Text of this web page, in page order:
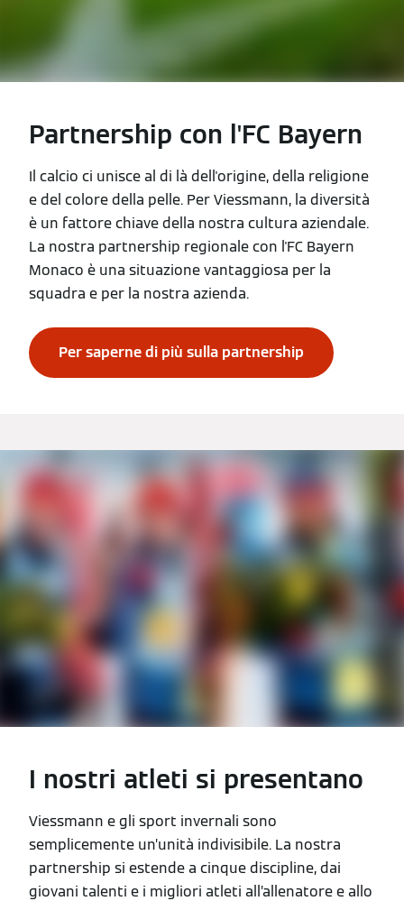
Partnership con l'FC Bayern
Il calcio ci unisce al di là dell'origine, della religione
e del colore della pelle. Per Viessmann, la diversità
è un fattore chiave della nostra cultura aziendale.
La nostra partnership regionale con l'FC Bayern
Monaco è una situazione vantaggiosa per la
squadra e per la nostra azienda.
Per saperne di più sulla partnership
I nostri atleti si presentano
Viessmann e gli sport invernali sono
semplicemente un’unità indivisibile. La nostra
partnership si estende a cinque discipline, dai
giovani talenti e i migliori atleti all’allenatore e allo